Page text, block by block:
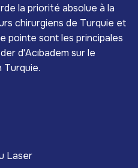
la priorité absolue à la
chirurgiens de Turquie et
pointe sont les principales
d'Acıbadem sur le
Turquie.
Laser